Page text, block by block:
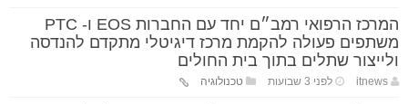
המרכז הרפואי רמב״ם יחד עם החברות EOS ו- PTC
משתפים פעולה להקמת מרכז דיגיטלי מתקדם להנדסה
ולייצור שתלים בתוך בית החולים
itnews לפני 3 שבועות טכנולוגיה